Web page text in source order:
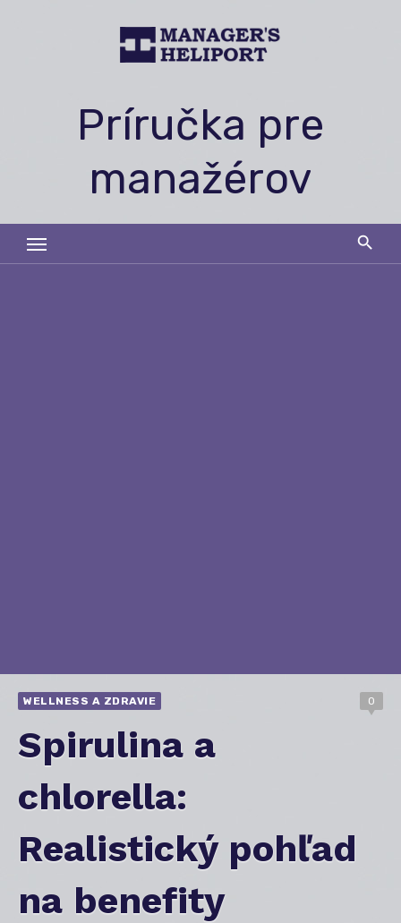
Príručka pre
manažérov
WELLNESS A ZDRAVIE 0
Spirulina a
chlorella:
Realistický pohľad
na benefity